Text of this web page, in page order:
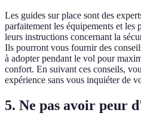
Les guides sur place sont des
parfaitement les équipements et les
leurs instructions concernant la
Ils pourront vous fournir des
à adopter pendant le vol pour
confort. En suivant ces conseils,
expérience sans vous inquiéter de
5. Ne pas avoir peur